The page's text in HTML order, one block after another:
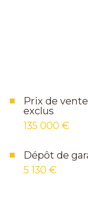
Prix de
exclus
135 000 €
Dépôt de
5 130 €